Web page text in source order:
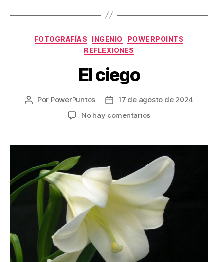
Categorías
FOTOGRAFÍAS INGENIO
POWERPOINTS
REFLEXIONES
El ciego
Autor
Por PowerPuntos
Fecha17 de agosto de 2024
No hay comentariosen